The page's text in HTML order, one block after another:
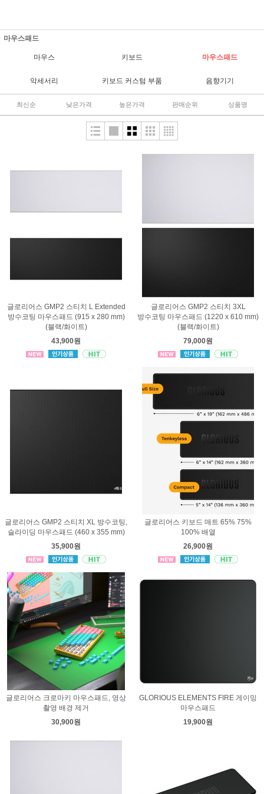
마우스패드
마우스 키보드 마우스패드
악세서리 키보드 커스텀 부품 음향기기
최신순 낮은가격 높은가격 판매순위 상품명
글로리어스 GMP2 스티치 L Extended
방수코팅 마우스패드 (915 x 280 mm)
(블랙/화이트)
43,900원
글로리어스 GMP2 스티치 3XL
방수코팅 마우스패드 (1220 x 610 mm)
(블랙/화이트)
79,000원
글로리어스 GMP2 스티치 XL 방수코팅,
슬라이딩 마우스패드 (460 x 355 mm)
35,900원
글로리어스 키보드 매트 65% 75%
100% 배열
26,900원
글로리어스 크로마키 마우스패드, 영상
촬영 배경 제거
30,900원
GLORIOUS ELEMENTS FIRE 게이밍
마우스패드
19,900원